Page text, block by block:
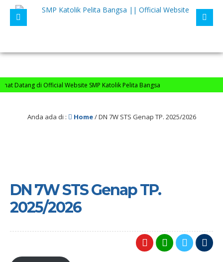
Datang di Official Website SMP Katolik Pelita Bangsa
Anda ada di : Home/DN 7W STS Genap TP. 2025/2026
DN 7W STS Genap TP.
2025/2026